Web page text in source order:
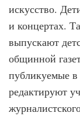
искусство.
и концертах.
выпускают
общинной
публикуемые в
редактируют